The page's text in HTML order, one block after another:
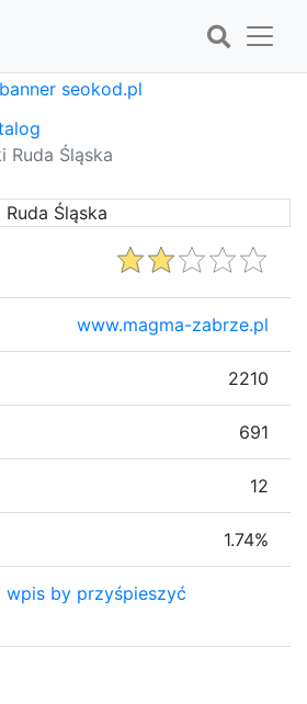
Ruda Śląska
www.magma-zabrze.pl
2210
691
12
1.74%
wpis by przyśpieszyć